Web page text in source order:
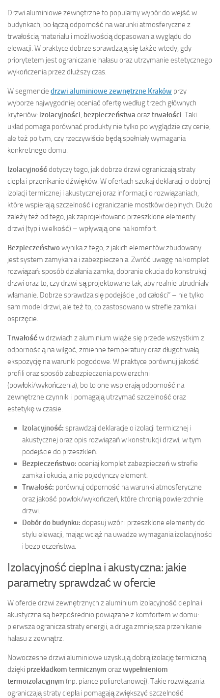
Drzwi aluminiowe zewnętrzne to popularny wybór do wejść w
budynkach, bo łączą odporność na warunki atmosferyczne z
trwałością materiału i możliwością dopasowania wyglądu do
elewacji. W praktyce dobrze sprawdzają się także wtedy, gdy
priorytetem jest ograniczanie hałasu oraz utrzymanie estetycznego
wykończenia przez dłuższy czas.
W segmencie drzwi aluminiowe zewnętrzne Kraków przy
wyborze najwygodniej oceniać ofertę według trzech głównych
kryteriów: izolacyjności, bezpieczeństwaoraztrwałości. Taki
układ pomaga porównać produkty nie tylko po wyglądzie czy cenie,
ale też po tym, czy rzeczywiście będą spełniały wymagania
konkretnego domu.
Izolacyjnośćdotyczy tego, jak dobrze drzwi ograniczają straty
ciepła i przenikanie dźwięków. W ofertach szukaj deklaracji o dobrej
izolacji termicznej i akustycznej oraz informacji o rozwiązaniach,
które wspierają szczelność i ograniczanie mostków cieplnych. Dużo
zależy też od tego, jak zaprojektowano przeszklone elementy
drzwi (typ i wielkość) – wpływają one na komfort.
Bezpieczeństwowynika z tego, z jakich elementów zbudowany
jest system zamykania i zabezpieczenia. Zwróć uwagę na komplet
rozwiązań: sposób działania zamka, dobranie okucia do konstrukcji
drzwi oraz to, czy drzwi są projektowane tak, aby realnie utrudniały
włamanie. Dobrze sprawdza się podejście „od całości” – nie tylko
sam model drzwi, ale też to, co zastosowano w strefie zamka i
osprzęcie.
Trwałośćw drzwiach z aluminium wiąże się przede wszystkim z
odpornością na wilgoć, zmienne temperatury oraz długotrwałą
ekspozycję na warunki pogodowe. W praktyce porównuj jakość
profili oraz sposób zabezpieczenia powierzchni
(powłoki/wykończenia), bo to one wspierają odporność na
zewnętrzne czynniki i pomagają utrzymać szczelność oraz
estetykę w czasie.
Izolacyjność: sprawdzaj deklaracje o izolacji termicznej i
akustycznej oraz opis rozwiązań w konstrukcji drzwi, w tym
podejście do przeszkleń.
Bezpieczeństwo: oceniaj komplet zabezpieczeń w strefie
zamka i okucia, a nie pojedynczy element.
Trwałość: porównuj odporność na warunki atmosferyczne
oraz jakość powłok/wykończeń, które chronią powierzchnie
drzwi.
Dobór do budynku: dopasuj wzór i przeszklone elementy do
stylu elewacji, mając wciąż na uwadze wymagania izolacyjności
i bezpieczeństwa.
Izolacyjność cieplna i akustyczna: jakie
parametry sprawdzać w ofercie
W ofercie drzwi zewnętrznych z aluminium izolacyjność cieplna i
akustyczna są bezpośrednio powiązane z komfortem w domu:
pierwsza ogranicza straty energii, a druga zmniejsza przenikanie
hałasu z zewnątrz.
Nowoczesne drzwi aluminiowe uzyskują dobrą izolację termiczną
dzięki przekładkom termicznym orazwypełnieniom
termoizolacyjnym (np. piance poliuretanowej). Takie rozwiązania
ograniczają straty ciepła i pomagają zwiększyć szczelność